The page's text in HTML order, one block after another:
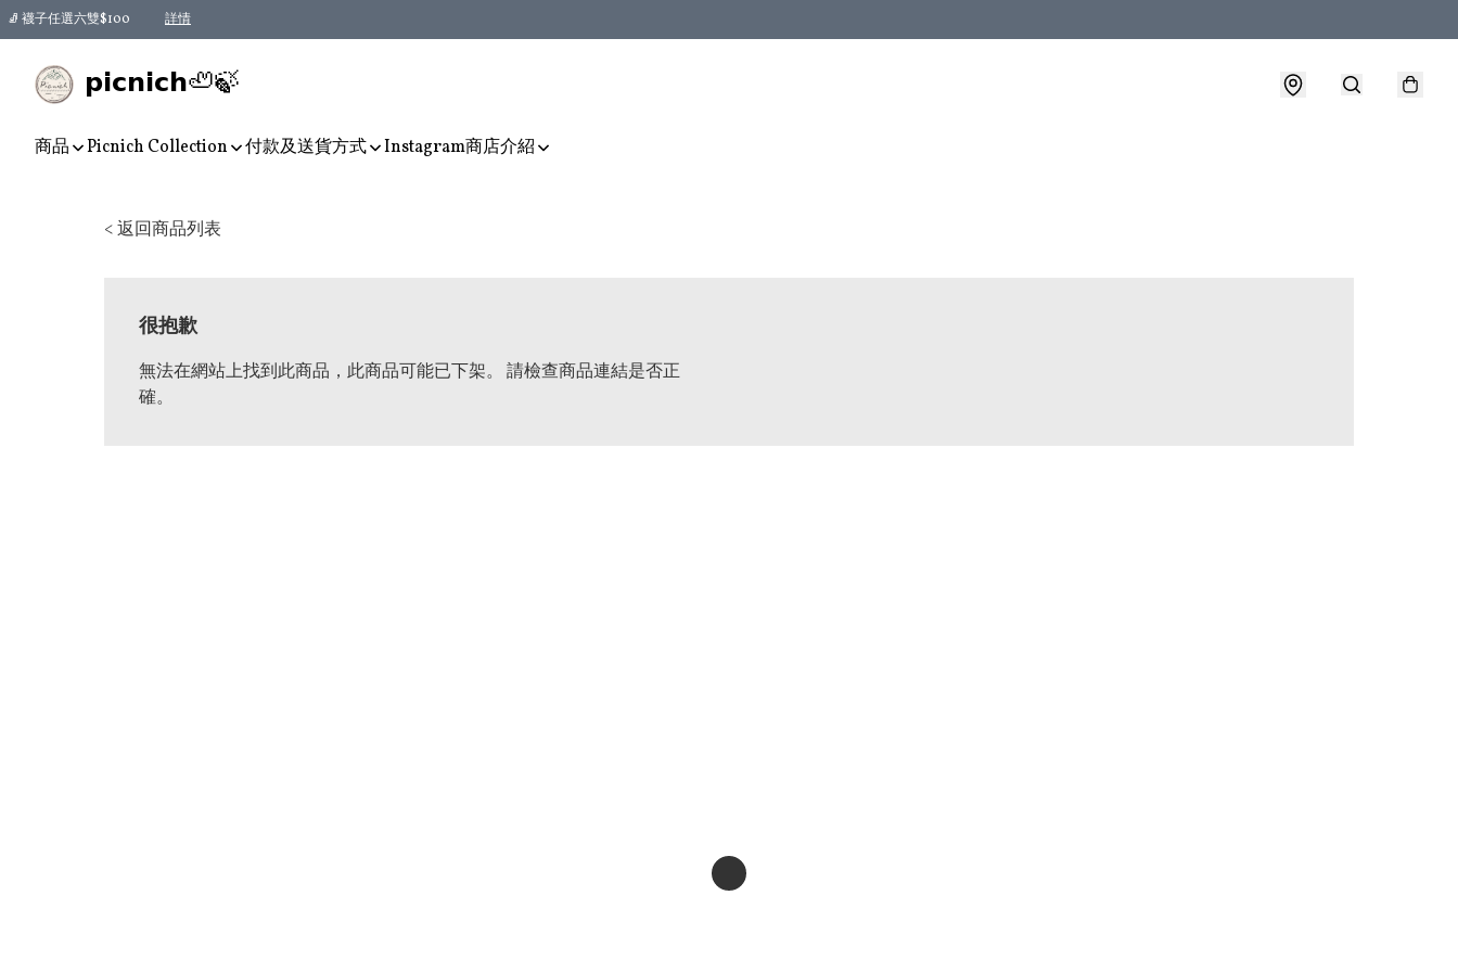
🧦 襪子任選六雙$100 詳情
𝗽𝗶𝗰𝗻𝗶𝗰𝗵🦥🍃
商品 Picnich Collection 付款及送貨方式 Instagram商店介紹
< 返回商品列表
很抱歉
無法在網站上找到此商品，此商品可能已下架。 請檢查商品連結是否正
確。